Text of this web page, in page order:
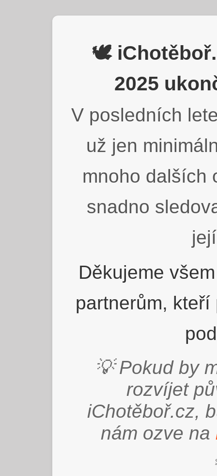
🕊️
2025
V posledních
už jen
mnoho dalších
snadno
Děkujeme
partnerům,
💡 Pokud by
rozvíjet
iChotěboř.cz,
nám ozve na